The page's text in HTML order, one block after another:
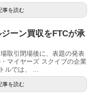
事を読む
ーン買収をFTCが承
取引閉場後に、表題の発表
マイヤーズ スクイブの企業
ルでは、 ...
事を読む